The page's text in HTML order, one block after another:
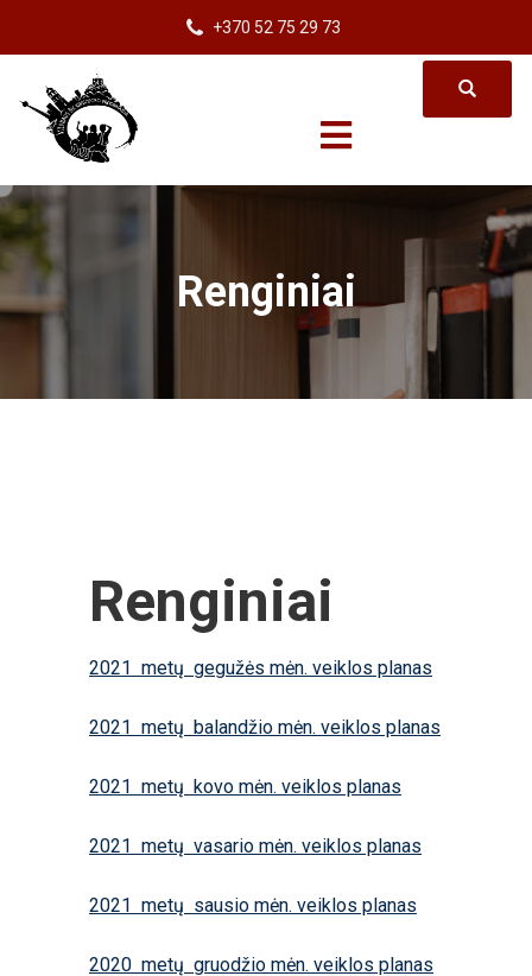
+370 52 75 29 73
Renginiai
Renginiai
2021 metų gegužės mėn. veiklos planas
2021 metų balandžio mėn. veiklos planas
2021 metų kovo mėn. veiklos planas
2021 metų vasario mėn. veiklos planas
2021 metų sausio mėn. veiklos planas
2020 metų gruodžio mėn. veiklos planas